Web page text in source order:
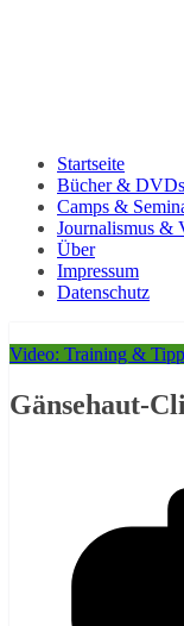
Startseite
Bücher & DVDs
Camps &
Journalismus &
Über
Impressum
Datenschutz
Video: Training &
Gänsehaut-